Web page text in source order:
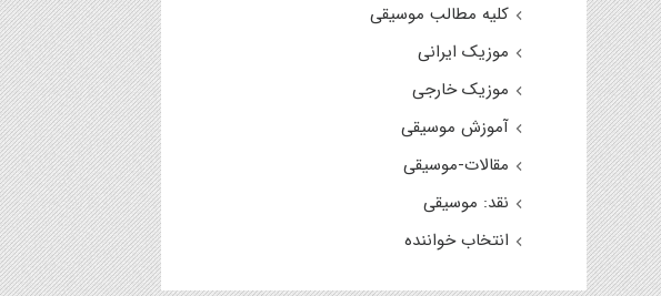
کلیه مطالب موسیقی
موزیک ایرانی
موزیک خارجی
آموزش موسیقی
مقالات-موسیقی
نقد: موسیقی
انتخاب خواننده